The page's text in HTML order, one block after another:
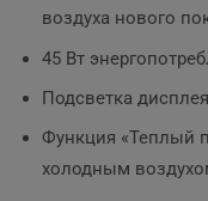
воздуха нового
45 Вт
Подсветка
Функция «Теплый
холодным